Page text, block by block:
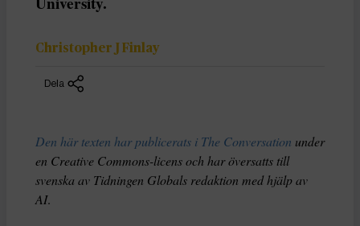
Christopher J Finlay
Dela
Den här texten har publicerats i The Conversation under
en Creative Commons-licens och har översatts till
svenska av Tidningen Globals redaktion med hjälp av
AI.